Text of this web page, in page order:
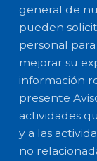
general de
pueden
personal
mejorar su
información
presente
actividades
y a las
no